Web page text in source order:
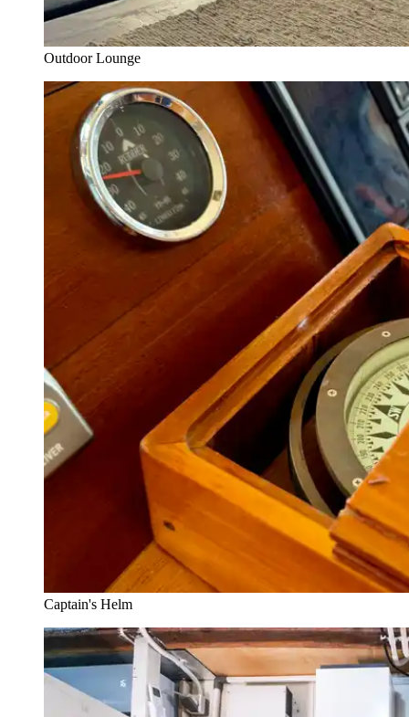
Outdoor Lounge
Captain's Helm